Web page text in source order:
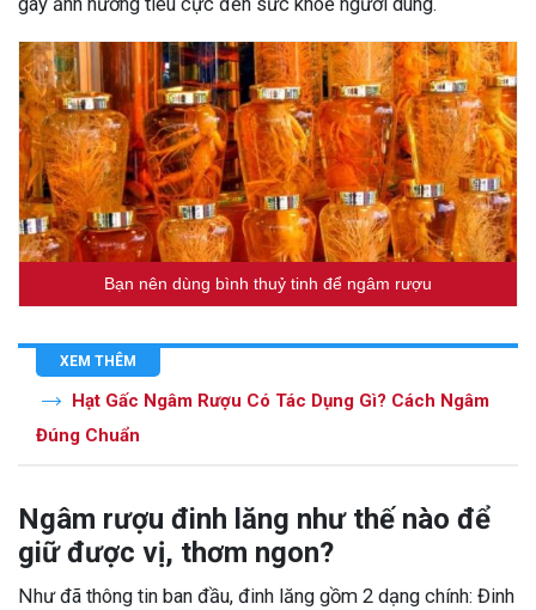
Bạn nên dùng bình thuỷ tinh để ngâm rượu
XEM THÊM
Hạt Gấc Ngâm Rượu Có Tác Dụng Gì? Cách Ngâm
Đúng Chuẩn
Ngâm rượu đinh lăng như thế nào để
giữ được vị, thơm ngon?
Như đã thông tin ban đầu, đinh lăng gồm 2 dạng chính: Đinh